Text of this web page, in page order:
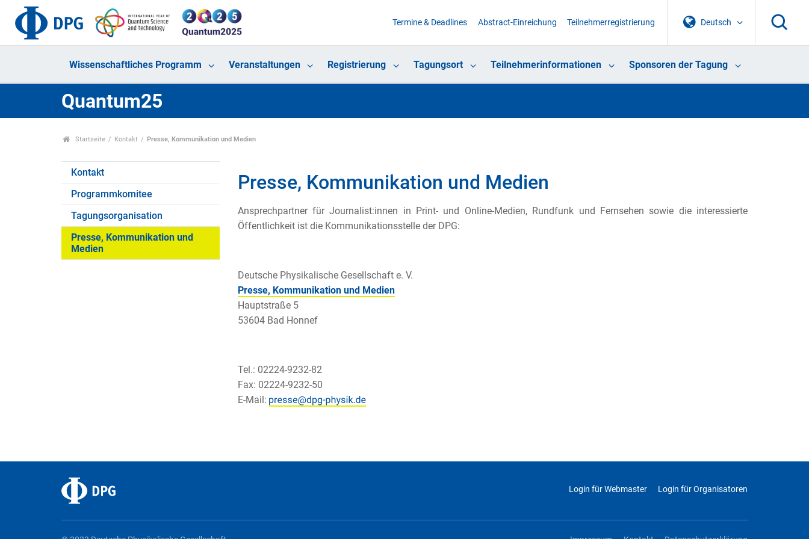
Deutsch
Termine & Deadlines Abstract-Einreichung Teilnehmerregistrierung
Wissenschaftliches Programm Veranstaltungen Registrierung Tagungsort Teilnehmerinformationen Sponsoren der Tagung
Quantum25
Startseite Kontakt Presse, Kommunikation und Medien
Kontakt
Programmkomitee
Tagungsorganisation
Presse, Kommunikation und
Medien
Presse, Kommunikation und Medien
Ansprechpartner für Journalist:innen in Print- und Online-Medien, Rundfunk und Fernsehen sowie die interessierte
Öffentlichkeit ist die Kommunikationsstelle der DPG:
Deutsche Physikalische Gesellschaft e. V.
Presse, Kommunikation und Medien
Hauptstraße 5
53604 Bad Honnef
Tel.: 02224-9232-82
Fax: 02224-9232-50
E-Mail:
Login für Webmaster Login für Organisatoren